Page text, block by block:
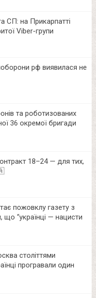
СП: на Прикарпатті
Viber-групи
рф виявилася не
та роботизованих
36 окремої бригади
18–24 — для тих,
пожовклу газету з
що “українці — нацисти
століттями
програвали один